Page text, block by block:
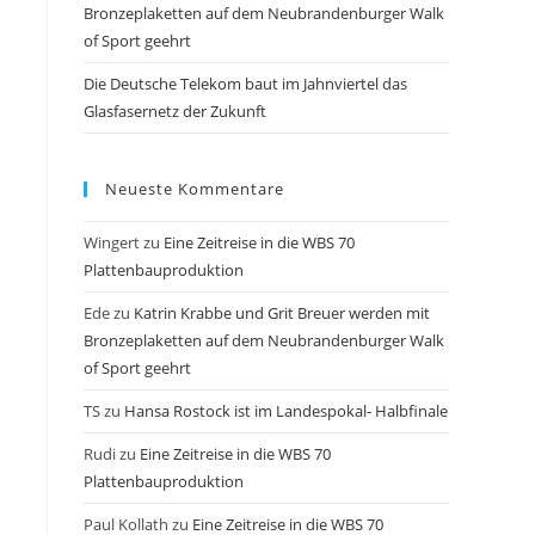
Bronzeplaketten auf dem Neubrandenburger Walk
of Sport geehrt
Die Deutsche Telekom baut im Jahnviertel das
Glasfasernetz der Zukunft
Neueste Kommentare
Wingertzu Eine Zeitreise in die WBS 70
Plattenbauproduktion
Edezu Katrin Krabbe und Grit Breuer werden mit
Bronzeplaketten auf dem Neubrandenburger Walk
of Sport geehrt
TSzu Hansa Rostock ist im Landespokal- Halbfinale
Rudizu Eine Zeitreise in die WBS 70
Plattenbauproduktion
Paul Kollath zu Eine Zeitreise in die WBS 70